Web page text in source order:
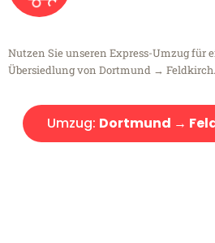
Nutzen Sie unseren Express-Umzug für
Übersiedlung von Dortmund → Feldkirch.
Umzug: Dortmund →